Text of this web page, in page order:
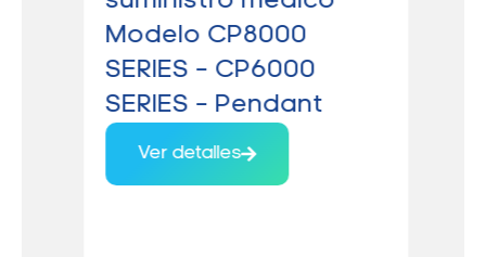
Modelo CP8000
SERIES – CP6000
SERIES – Pendant
Ver detalles